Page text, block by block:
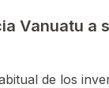
Vanuatu a
de los